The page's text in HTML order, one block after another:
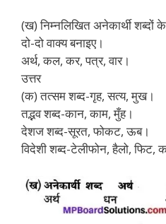
(ख) निम्नलिखित अनेकार्थी
दो-दो वाक्य बनाइए।
अर्थ, कल, कर, पत्र, वार।
उत्तर
(क) तत्सम शब्द-गृह, सत्य, मुख।
तद्भव शब्द-कान, काम, मुँह।
देशज शब्द-सूरत, फोकट, ऊब।
विदेशी शब्द-टेलीफोन, हैलो, फिट,